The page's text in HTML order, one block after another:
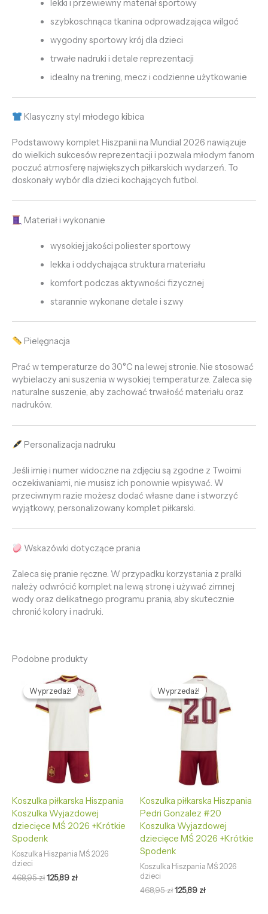
lekki i przewiewny materiał sportowy
szybkoschnąca tkanina odprowadzająca wilgoć
wygodny sportowy krój dla dzieci
trwałe nadruki i detale reprezentacji
idealny na trening, mecz i codzienne użytkowanie
Klasyczny styl młodego kibica
Podstawowy komplet Hiszpanii na Mundial 2026 nawiązuje
do wielkich sukcesów reprezentacji i pozwala młodym fanom
poczuć atmosferę największych piłkarskich wydarzeń. To
doskonały wybór dla dzieci kochających futbol.
Materiał i wykonanie
wysokiej jakości poliester sportowy
lekka i oddychająca struktura materiału
komfort podczas aktywności fizycznej
starannie wykonane detale i szwy
Pielęgnacja
Prać w temperaturze do 30°C na lewej stronie. Nie stosować
wybielaczy ani suszenia w wysokiej temperaturze. Zaleca się
naturalne suszenie, aby zachować trwałość materiału oraz
nadruków.
Personalizacja nadruku
Jeśli imię i numer widoczne na zdjęciu są zgodne z Twoimi
oczekiwaniami, nie musisz ich ponownie wpisywać. W
przeciwnym razie możesz dodać własne dane i stworzyć
wyjątkowy, personalizowany komplet piłkarski.
Wskazówki dotyczące prania
Zaleca się pranie ręczne. W przypadku korzystania z pralki
należy odwrócić komplet na lewą stronę i używać zimnej
wody oraz delikatnego programu prania, aby skutecznie
chronić kolory i nadruki.
Podobne produkty
Wyprzedaż!
Wyprzedaż!
Koszulka piłkarska Hiszpania
Koszulka Wyjazdowej
dziecięce MŚ 2026 +Krótkie
Spodenk
Koszulka Hiszpania MŚ 2026
dzieci
468,95zł
Pierwotna
cena
wynosiła:
468,95 zł.
125,89 zł
Aktualna
cena
wynosi:
125,89 zł.
Wyprzedaż!
Wyprzedaż!
Koszulka piłkarska Hiszpania
Pedri Gonzalez #20
Koszulka Wyjazdowej
dziecięce MŚ 2026 +Krótkie
Spodenk
Koszulka Hiszpania MŚ 2026
dzieci
468,95zł
Pierwotna
cena
wynosiła:
468,95 zł.
125,89 zł
Aktualna
cena
wynosi:
125,89 zł.